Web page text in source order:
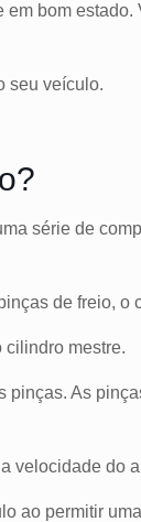
bom
seu veículo.
série de
de freio,
cilindro mestre.
As
velocidade do
ao permitir